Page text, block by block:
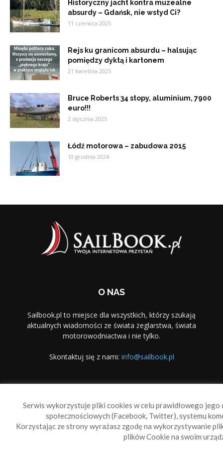
Historyczny jacht kontra muzealne
absurdy – Gdańsk, nie wstyd Ci?
11 czerwca 2025
Rejs ku granicom absurdu – halsując
pomiędzy dyktą i kartonem
21 kwietnia 2025
Bruce Roberts 34 stopy, aluminium, 7900
euro!!!
2 stycznia 2025
Łódź motorowa – zabudowa 2015
10 grudnia 2024
O NAS
Sailbook.pl to miejsce dla wszystkich, którzy szukają
aktualnych wiadomości ze świata żeglarstwa, świata
motorowodniactwa i nie tylko.
Skontaktuj się z nami: info@sailbook.pl
Serwis wykorzystuje pliki cookies w celu prawidłowego
społecznościowych (Facebook, Twitter), systemu
Korzystając ze strony wyrażasz zgodę na wykorzystywanie
plików Cookie na swoim